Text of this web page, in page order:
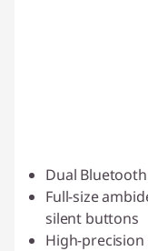
Dual
Full-size
silent buttons
High-precision